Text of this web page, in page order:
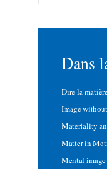
Dans
Dire la
Image
Materiality
Matter in
Mental